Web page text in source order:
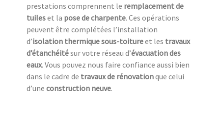
prestations comprennent le remplacement de
tuileset la pose de charpente. Ces opérations
peuvent être complétées l’installation
d’isolation thermique sous-toitureet les travaux
d’étanchéitésur votre réseau d’évacuation des
eaux. Vous pouvez nous faire confiance aussi bien
dans le cadre de travaux de rénovationque celui
d’une construction neuve.